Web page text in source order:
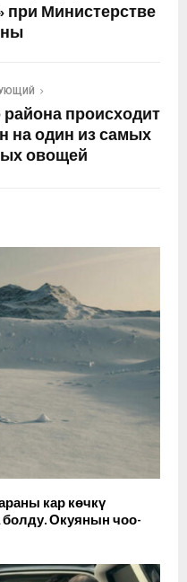
при Министерстве
происходит
на один из самых
овощей
кар көчкү
Окуянын чоо-